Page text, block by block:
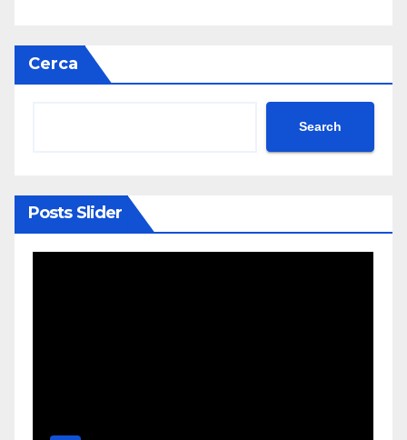
Cerca
Search
Posts Slider